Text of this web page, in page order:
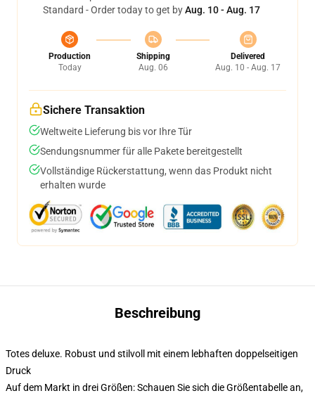
Standard - Order today to get byAug. 10 - Aug. 17
Production
Today
Shipping
Aug. 06
Delivered
Aug. 10 - Aug. 17
Sichere Transaktion
Weltweite Lieferung bis vor Ihre Tür
Sendungsnummer für alle Pakete bereitgestellt
Vollständige Rückerstattung, wenn das Produkt nicht
erhalten wurde
Beschreibung
Totes deluxe. Robust und stilvoll mit einem lebhaften doppelseitigen
Druck
Auf dem Markt in drei Größen: Schauen Sie sich die Größentabelle an,